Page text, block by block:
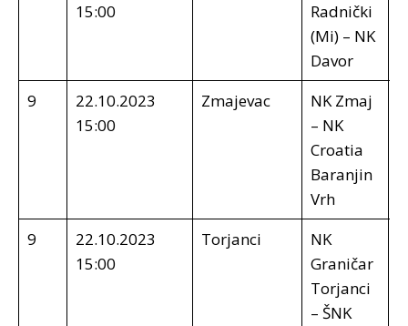
15:00
Radnički
(Mi) – NK
Davor
9
22.10.2023
15:00
Zmajevac
NK Zmaj
– NK
Croatia
Baranjin
Vrh
9
22.10.2023
15:00
Torjanci
NK
Graničar
Torjanci
– ŠNK